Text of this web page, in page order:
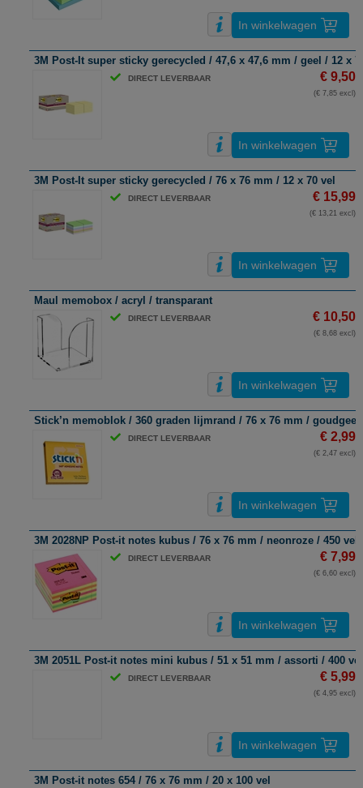
In winkelwagen
3M Post-It super sticky gerecycled / 47,6 x 47,6 mm / geel / 12 x
DIRECT LEVERBAAR € 9,50
(€ 7,85 excl)
In winkelwagen
3M Post-It super sticky gerecycled / 76 x 76 mm / 12 x 70 vel
DIRECT LEVERBAAR € 15,99
(€ 13,21 excl)
In winkelwagen
Maul memobox / acryl / transparant
DIRECT LEVERBAAR € 10,50
(€ 8,68 excl)
In winkelwagen
Stick’n memoblok / 360 graden lijmrand / 76 x 76 mm / goudgeel
DIRECT LEVERBAAR € 2,99
(€ 2,47 excl)
In winkelwagen
3M 2028NP Post-it notes kubus / 76 x 76 mm / neonroze / 450 vel
DIRECT LEVERBAAR € 7,99
(€ 6,60 excl)
In winkelwagen
3M 2051L Post-it notes mini kubus / 51 x 51 mm / assorti / 400 vel
DIRECT LEVERBAAR € 5,99
(€ 4,95 excl)
In winkelwagen
3M Post-it notes 654 / 76 x 76 mm / 20 x 100 vel